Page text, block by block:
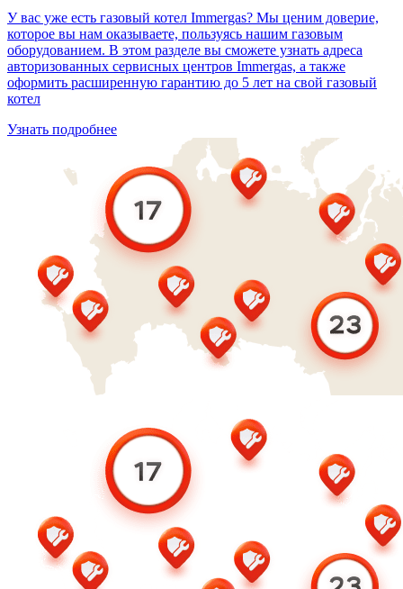
У вас уже есть газовый котел Immergas? Мы ценим доверие,
которое вы нам оказываете, пользуясь нашим газовым
оборудованием. В этом разделе вы сможете узнать адреса
авторизованных сервисных центров Immergas, а также
оформить расширенную гарантию до 5 лет на свой газовый
котел
Узнать подробнее